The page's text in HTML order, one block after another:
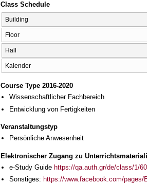
Class Schedule
Building
Floor
Hall
Kalender
Course Type 2016-2020
Wissenschaftlicher Fachbereich
Entwicklung von Fertigkeiten
Veranstaltungstyp
Persönliche Anwesenheit
Elektronischer Zugang zu
e-Study Guide https://qa.auth.gr/de/class/1/
Sonstiges: https://www.facebook.com/pages/